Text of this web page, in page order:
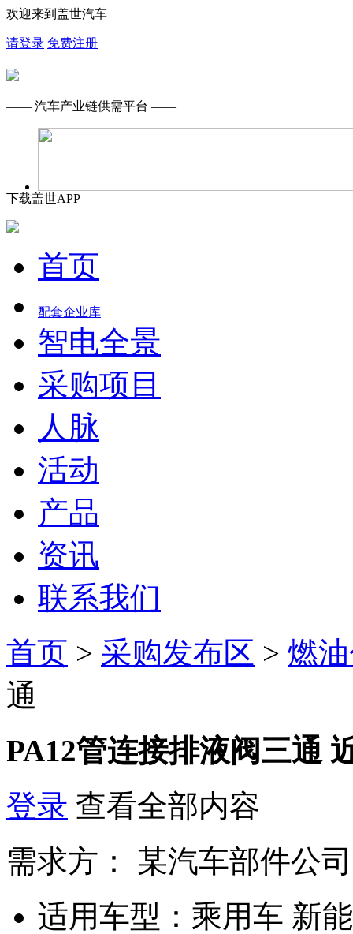
欢迎来到盖世汽车
请登录 免费注册
—— 汽车产业链供需平台 ——
下载盖世APP
首页
配套企业库
智电全景
采购项目
人脉
活动
产品
资讯
联系我们
首页 > 采购发布区 > 燃
通
PA12管连接排液阀三通
登录 查看全部内容
需求方：
某汽车部件公司
适用车型： 乘用车 新